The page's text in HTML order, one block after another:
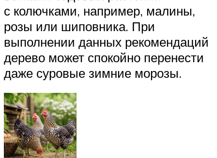
с колючками, например, малины,
розы или шиповника. При
выполнении данных рекомендаций
дерево может спокойно перенести
даже суровые зимние морозы.